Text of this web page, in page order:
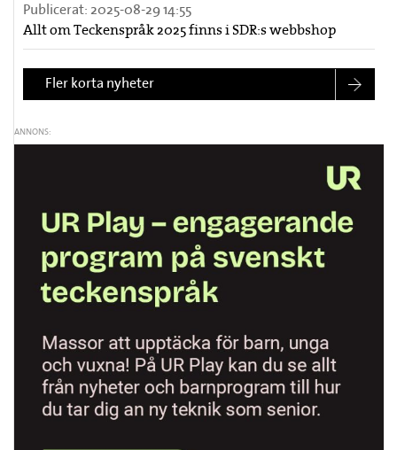
Publicerat: 2025-08-29 14:55
Allt om Teckenspråk 2025 finns i SDR:s webbshop
Fler korta nyheter
ANNONS: